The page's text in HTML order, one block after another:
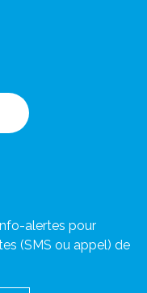
alertes pour
(SMS ou appel) de